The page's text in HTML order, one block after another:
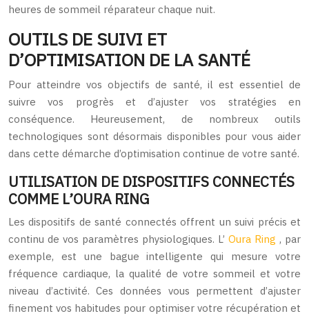
heures de sommeil réparateur chaque nuit.
OUTILS DE SUIVI ET
D’OPTIMISATION DE LA SANTÉ
Pour atteindre vos objectifs de santé, il est essentiel de
suivre vos progrès et d’ajuster vos stratégies en
conséquence. Heureusement, de nombreux outils
technologiques sont désormais disponibles pour vous aider
dans cette démarche d’optimisation continue de votre santé.
UTILISATION DE DISPOSITIFS CONNECTÉS
COMME L’OURA RING
Les dispositifs de santé connectés offrent un suivi précis et
continu de vos paramètres physiologiques. L’ Oura Ring , par
exemple, est une bague intelligente qui mesure votre
fréquence cardiaque, la qualité de votre sommeil et votre
niveau d’activité. Ces données vous permettent d’ajuster
finement vos habitudes pour optimiser votre récupération et